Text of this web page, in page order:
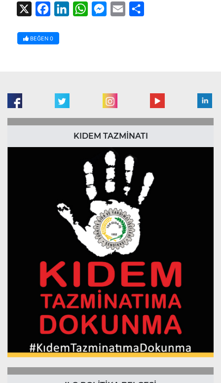
FacebookLinkedInWhatsAppMessenger
Email
BEĞEN 0
KIDEM TAZMİNATI